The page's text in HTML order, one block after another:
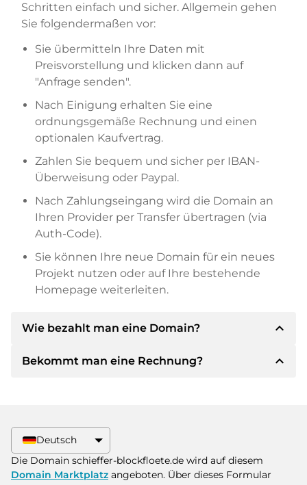
Schritten einfach und sicher. Allgemein gehen
Sie folgendermaßen vor:
Sie übermitteln Ihre Daten mit
Preisvorstellung und klicken dann auf
"Anfrage senden".
Nach Einigung erhalten Sie eine
ordnungsgemäße Rechnung und einen
optionalen Kaufvertrag.
Zahlen Sie bequem und sicher per IBAN-
Überweisung oder Paypal.
Nach Zahlungseingang wird die Domain an
Ihren Provider per Transfer übertragen (via
Auth-Code).
Sie können Ihre neue Domain für ein neues
Projekt nutzen oder auf Ihre bestehende
Homepage weiterleiten.
Wie bezahlt man eine Domain? expand_less
Nach einer Einigung wird der Inhaber Ihnen die
Zahlungsmethoden anbieten.
Bitte geben Sie bei der Überweisung immer
den Domainnamen und die
Bekommt man eine Rechnung? expand_less
größeren Kaufpreisen bekommen Sie auf
Wunsch auch einen zusätzlichen Kaufvertrag.
Deutsch
Die Domain schieffer-blockfloete.de wird auf diesem
Domain Marktplatz angeboten. Über dieses Formular